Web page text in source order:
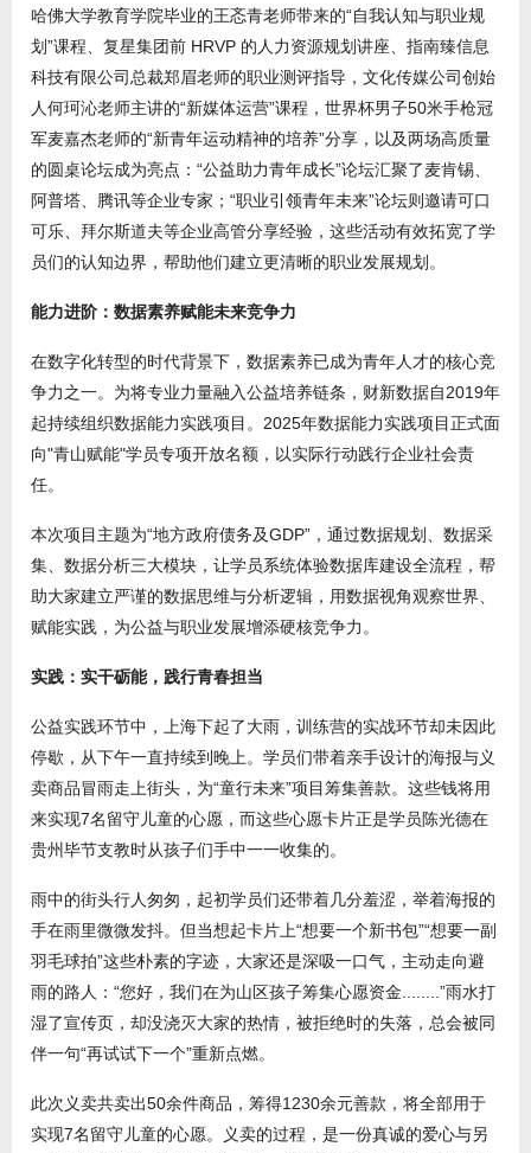
哈佛大学教育学院毕业的王忞青老师带来的“自我认知与职业规
划”课程、复星集团前 HRVP 的人力资源规划讲座、指南臻信息
科技有限公司总裁郑眉老师的职业测评指导，文化传媒公司创始
人何珂沁老师主讲的“新媒体运营”课程，世界杯男子50米手枪冠
军麦嘉杰老师的“新青年运动精神的培养”分享，以及两场高质量
的圆桌论坛成为亮点：“公益助力青年成长”论坛汇聚了麦肯锡、
阿普塔、腾讯等企业专家；“职业引领青年未来”论坛则邀请可口
可乐、拜尔斯道夫等企业高管分享经验，这些活动有效拓宽了学
员们的认知边界，帮助他们建立更清晰的职业发展规划。
能力进阶：数据素养赋能未来竞争力
在数字化转型的时代背景下，数据素养已成为青年人才的核心竞
争力之一。为将专业力量融入公益培养链条，财新数据自2019年
起持续组织数据能力实践项目。2025年数据能力实践项目正式面
向"青山赋能"学员专项开放名额，以实际行动践行企业社会责
任。
本次项目主题为“地方政府债务及GDP”，通过数据规划、数据采
集、数据分析三大模块，让学员系统体验数据库建设全流程，帮
助大家建立严谨的数据思维与分析逻辑，用数据视角观察世界、
赋能实践，为公益与职业发展增添硬核竞争力。
实践：实干砺能，践行青春担当
公益实践环节中，上海下起了大雨，训练营的实战环节却未因此
停歇，从下午一直持续到晚上。学员们带着亲手设计的海报与义
卖商品冒雨走上街头，为“童行未来”项目筹集善款。这些钱将用
来实现7名留守儿童的心愿，而这些心愿卡片正是学员陈光德在
贵州毕节支教时从孩子们手中一一收集的。
雨中的街头行人匆匆，起初学员们还带着几分羞涩，举着海报的
手在雨里微微发抖。但当想起卡片上“想要一个新书包”“想要一副
羽毛球拍”这些朴素的字迹，大家还是深吸一口气，主动走向避
雨的路人：“您好，我们在为山区孩子筹集心愿资金........”雨水打
湿了宣传页，却没浇灭大家的热情，被拒绝时的失落，总会被同
伴一句“再试试下一个”重新点燃。
此次义卖共卖出50余件商品，筹得1230余元善款，将全部用于
实现7名留守儿童的心愿。义卖的过程，是一份真诚的爱心与另